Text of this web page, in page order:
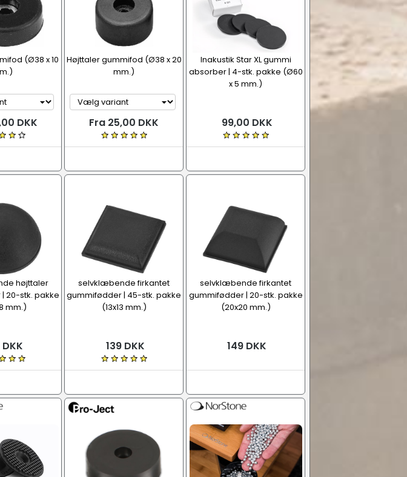
(Ø38 x 10
DKK
Højttaler gummifod (Ø38 x 20
mm.)
Fra 25,00 DKK
Inakustik Star XL gummi
absorber | 4-stk. pakke (Ø60
x 5 mm.)
99,00 DKK
højttaler
20-stk. pakke
mm.)
DKK
selvklæbende firkantet
gummifødder | 45-stk. pakke
(13x13 mm.)
139 DKK
selvklæbende firkantet
gummifødder | 20-stk. pakke
(20x20 mm.)
149 DKK